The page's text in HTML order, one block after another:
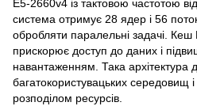
E5-2660v4 із тактовою частотою
система отримує 28 ядер і 56
обробляти паралельні задачі.
прискорює доступ до даних і
навантаженням. Така архітектура
багатокористувацьких середовищ
розподілом ресурсів.